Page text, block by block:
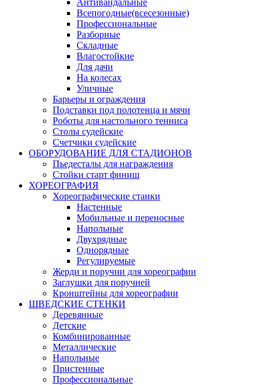
Антивандальные
Всепогодные(всесезонные)
Профессиональные
Разборные
Складные
Влагостойкие
Для дачи
На колесах
Уличные
Барьеры и ограждения
Подставки под полотенца и мячи
Роботы для настольного тенниса
Столы судейские
Счетчики судейские
ОБОРУДОВАНИЕ ДЛЯ СТАДИОНОВ
Пьедесталы для награждения
Стойки старт финиш
ХОРЕОГРАФИЯ
Хореографические станки
Настенные
Мобильные и переносные
Напольные
Двухрядные
Однорядные
Регулируемые
Жерди и поручни для хореографии
Заглушки для поручней
Кронштейны для хореографии
ШВЕДСКИЕ СТЕНКИ
Деревянные
Детские
Комбинированные
Металлические
Напольные
Пристенные
Профессиональные